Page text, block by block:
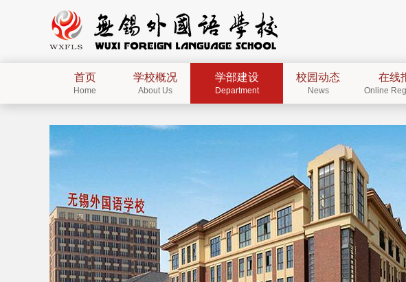
首页
Home
学校概况
About Us
学部建设
Department
校园动态
News
在线
Online